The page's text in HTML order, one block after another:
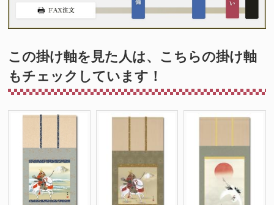
この掛け軸を見た人は、こちらの掛け軸
もチェックしています！